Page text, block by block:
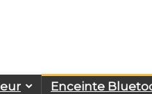
Enceinte